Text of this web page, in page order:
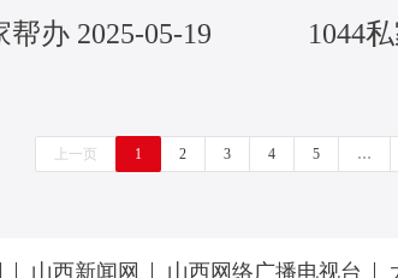
帮办 2025-05-19 1044
上一页 1 2 3 4 5 …
山西新闻网 山西网络广播电视台